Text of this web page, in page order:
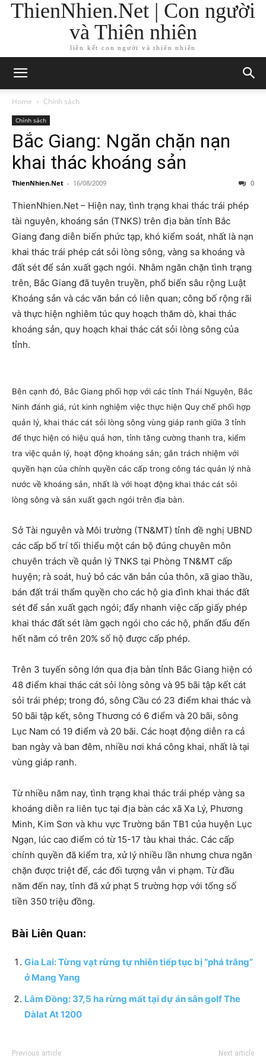
ThienNhien.Net | Con người
và Thiên nhiên
liên kết con người và thiên nhiên
Home Chính sách
Chính sách
Bắc Giang: Ngăn chặn nạn
khai thác khoáng sản
ThienNhien.Net - 16/08/2009 0
ThienNhien.Net – Hiện nay, tình trạng khai thác trái phép
tài nguyên, khoáng sản (TNKS) trên địa bàn tỉnh Bắc
Giang đang diễn biến phức tạp, khó kiểm soát, nhất là nạn
khai thác trái phép cát sỏi lòng sông, vàng sa khoáng và
đất sét để sản xuất gạch ngói. Nhằm ngăn chặn tình trạng
trên, Bắc Giang đã tuyên truyền, phổ biến sâu rộng Luật
Khoáng sản và các văn bản có liên quan; công bố rộng rãi
và thực hiện nghiêm túc quy hoạch thăm dò, khai thác
khoáng sản, quy hoạch khai thác cát sỏi lòng sông của
tỉnh.
Bên cạnh đó, Bắc Giang phối hợp với các tỉnh Thái Nguyên, Bắc
Ninh đánh giá, rút kinh nghiệm việc thực hiện Quy chế phối hợp
quản lý, khai thác cát sỏi lòng sông vùng giáp ranh giữa 3 tỉnh
để thực hiện có hiệu quả hơn, tỉnh tăng cường thanh tra, kiểm
tra việc quản lý, hoạt động khoáng sản; gắn trách nhiệm với
quyền hạn của chính quyền các cấp trong công tác quản lý nhà
nước về khoáng sản, nhất là với hoạt động khai thác cát sỏi
lòng sông và sản xuất gạch ngói trên địa bàn.
Sở Tài nguyên và Môi trường (TN&MT) tỉnh đề nghị UBND
các cấp bố trí tối thiểu một cán bộ đúng chuyên môn
chuyên trách về quản lý TNKS tại Phòng TN&MT cấp
huyện; rà soát, huỷ bỏ các văn bản của thôn, xã giao thầu,
bán đất trái thẩm quyền cho các hộ gia đình khai thác đất
sét để sản xuất gạch ngói; đẩy nhanh việc cấp giấy phép
khai thác đất sét làm gạch ngói cho các hộ, phấn đấu đến
hết năm có trên 20% số hộ được cấp phép.
Trên 3 tuyến sông lớn qua địa bàn tỉnh Bắc Giang hiện có
48 điểm khai thác cát sỏi lòng sông và 95 bãi tập kết cát
sỏi trái phép; trong đó, sông Cầu có 23 điểm khai thác và
50 bãi tập kết, sông Thương có 6 điểm và 20 bãi, sông
Lục Nam có 19 điểm và 20 bãi. Các hoạt động diễn ra cả
ban ngày và ban đêm, nhiều nơi khá công khai, nhất là tại
vùng giáp ranh.
Từ nhiều năm nay, tình trạng khai thác trái phép vàng sa
khoáng diễn ra liên tục tại địa bàn các xã Xa Lý, Phương
Minh, Kim Sơn và khu vực Trường bắn TB1 của huyện Lục
Ngạn, lúc cao điểm có từ 15-17 tàu khai thác. Các cấp
chính quyền đã kiểm tra, xử lý nhiều lần nhưng chưa ngăn
chặn được triệt để, các đối tượng vẫn vi phạm. Từ đầu
năm đến nay, tỉnh đã xử phạt 5 trường hợp với tổng số
tiền 350 triệu đồng.
Bài Liên Quan:
Gia Lai: Từng vạt rừng tự nhiên tiếp tục bị “phá trắng”
ở Mang Yang
Lâm Đồng: 37,5 ha rừng mất tại dự án sân golf The
Dàlat At 1200
Previous article Next article